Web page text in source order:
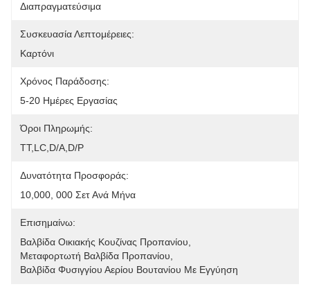
Διαπραγματεύσιμα
Συσκευασία Λεπτομέρειες:
Καρτόνι
Χρόνος Παράδοσης:
5-20 Ημέρες Εργασίας
Όροι Πληρωμής:
ΤΤ,LC,D/A,D/P
Δυνατότητα Προσφοράς:
10,000, 000 Σετ Ανά Μήνα
Επισημαίνω:
Βαλβίδα Οικιακής Κουζίνας Προπανίου
Μεταφορτωτή Βαλβίδα Προπανίου
Βαλβίδα Φυσιγγίου Αερίου Βουτανίου Με Εγγύηση